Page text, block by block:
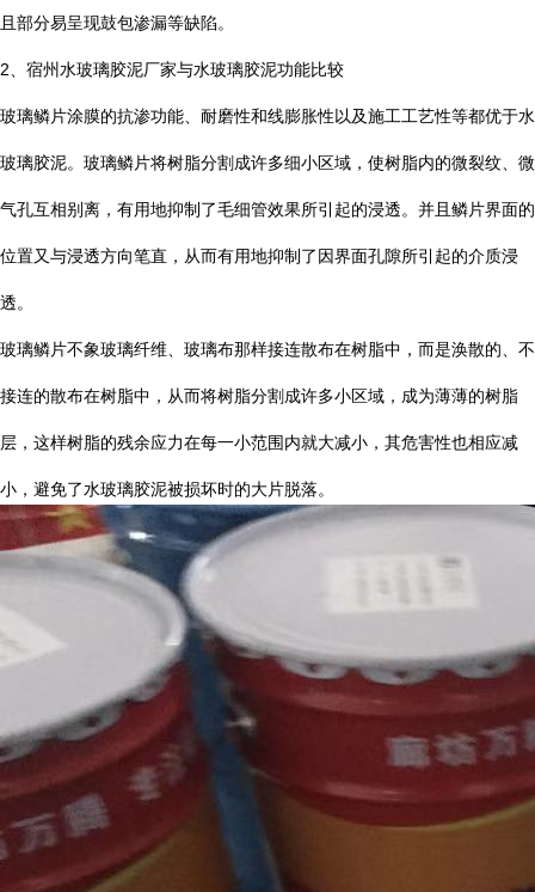
且部分易呈现鼓包渗漏等缺陷。
2 、宿州水玻璃胶泥厂家与水玻璃胶泥功能比较
玻璃鳞片涂膜的抗渗功能、耐磨性和线膨胀性以及施工工艺性等都优于水
玻璃胶泥。玻璃鳞片将树脂分割成许多细小区域，使树脂内的微裂纹、微
气孔互相别离，有用地抑制了毛细管效果所引起的浸透。并且鳞片界面的
位置又与浸透方向笔直，从而有用地抑制了因界面孔隙所引起的介质浸
透。
玻璃鳞片不象玻璃纤维、玻璃布那样接连散布在树脂中，而是涣散的、不
接连的散布在树脂中，从而将树脂分割成许多小区域，成为薄薄的树脂
层，这样树脂的残余应力在每一小范围内就大减小，其危害性也相应减
小，避免了水玻璃胶泥被损坏时的大片脱落。